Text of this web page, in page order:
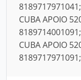
8189717971041;
CUBA APOIO
8189714001091;
CUBA APOIO
8189717971091;